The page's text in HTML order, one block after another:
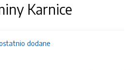
Karnice
dodane